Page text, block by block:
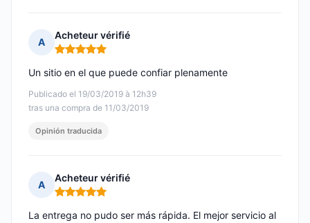
A
Acheteur vérifié
Nota: 5 de 5
Publicado el 19/03/2019 à 12h39
tras una compra de 11/03/2019
Un sitio en el que puede confiar plenamente
Opinión traducida
A
Acheteur vérifié
Nota: 5 de 5
La entrega no pudo ser más rápida. El mejor servicio al